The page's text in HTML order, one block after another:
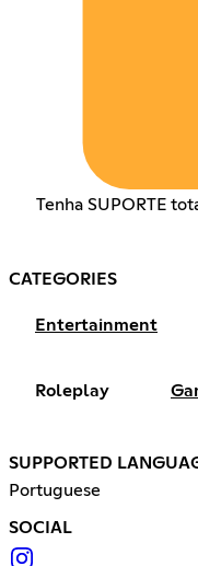
Tenha SUPORTE
CATEGORIES
Entertainment
Roleplay
SUPPORTED
Portuguese
SOCIAL